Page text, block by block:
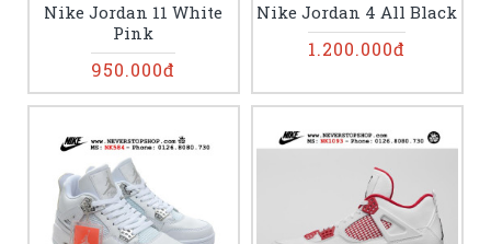
Nike Jordan 11 White
Pink
950.000đ
Nike Jordan 4 All Black
1.200.000đ